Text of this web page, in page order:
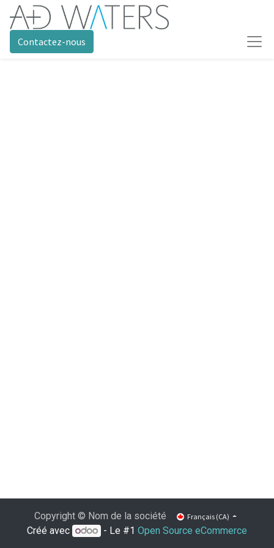
Contactez-nous
Copyright © Nom de la société Français (CA)
Créé avec - Le #1 Open Source eCommerce